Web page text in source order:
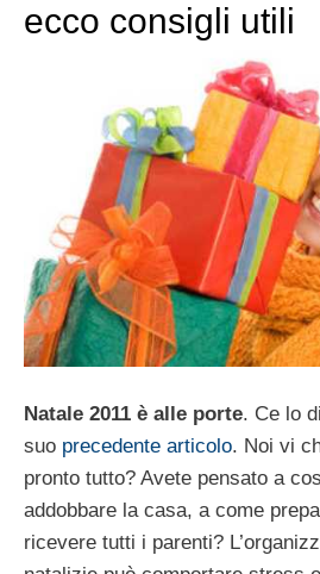
ecco consigli utili
Natale 2011 è alle porte. Ce lo
suo precedente articolo. Noi vi
pronto tutto? Avete pensato a
addobbare la casa, a come
ricevere tutti i parenti?